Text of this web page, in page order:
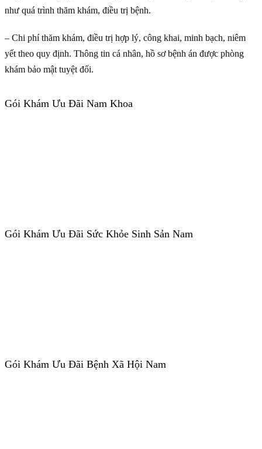
như quá trình thăm khám, điều trị bệnh.
– Chi phí thăm khám, điều trị hợp lý, công khai, minh bạch, niêm
yết theo quy định. Thông tin cá nhân, hồ sơ bệnh án được phòng
khám bảo mật tuyệt đối.
Gói Khám Ưu Đãi Nam Khoa
Gói Khám Ưu Đãi Sức Khỏe Sinh Sản Nam
Gói Khám Ưu Đãi Bệnh Xã Hội Nam